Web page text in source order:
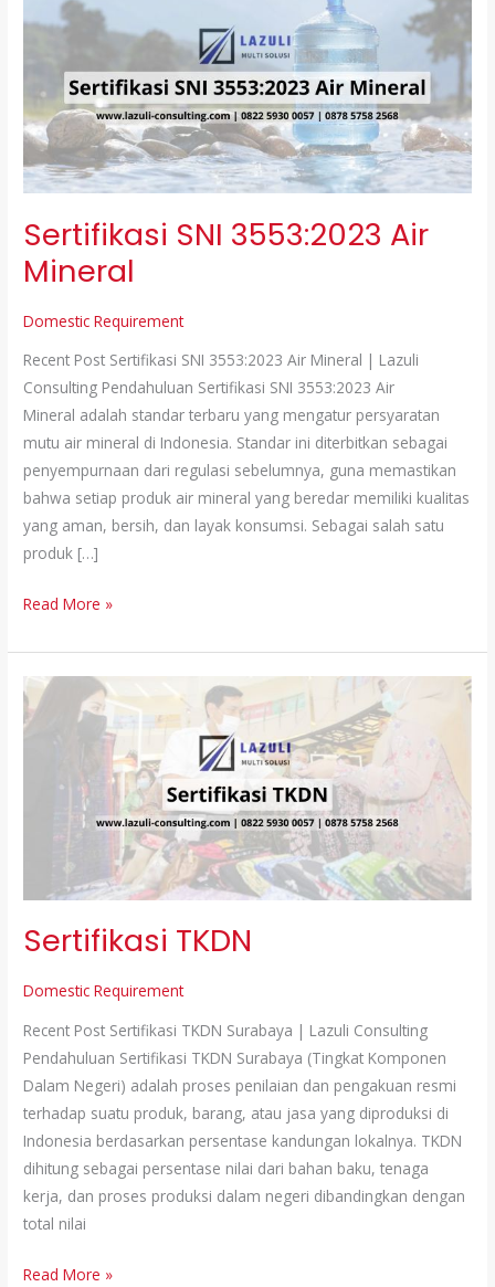
Sertifikasi SNI 3553:2023 Air
Mineral
Domestic Requirement
Recent Post Sertifikasi SNI 3553:2023 Air Mineral | Lazuli
Consulting Pendahuluan Sertifikasi SNI 3553:2023 Air
Mineral adalah standar terbaru yang mengatur persyaratan
mutu air mineral di Indonesia. Standar ini diterbitkan sebagai
penyempurnaan dari regulasi sebelumnya, guna memastikan
bahwa setiap produk air mineral yang beredar memiliki kualitas
yang aman, bersih, dan layak konsumsi. Sebagai salah satu
produk […]
Mineral
Read More »
Sertifikasi TKDN
Domestic Requirement
Recent Post Sertifikasi TKDN Surabaya | Lazuli Consulting
Pendahuluan Sertifikasi TKDN Surabaya (Tingkat Komponen
Dalam Negeri) adalah proses penilaian dan pengakuan resmi
terhadap suatu produk, barang, atau jasa yang diproduksi di
Indonesia berdasarkan persentase kandungan lokalnya. TKDN
dihitung sebagai persentase nilai dari bahan baku, tenaga
kerja, dan proses produksi dalam negeri dibandingkan dengan
total nilai
Sertifikasi
TKDN
Read More »